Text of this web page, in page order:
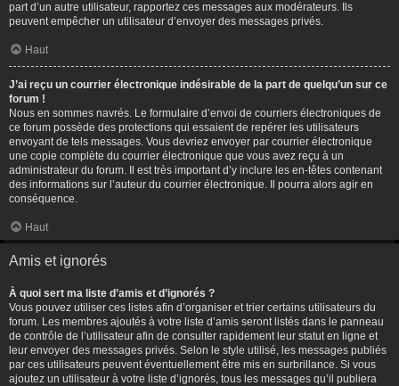
part d’un autre utilisateur, rapportez ces messages aux modérateurs. Ils
peuvent empêcher un utilisateur d’envoyer des messages privés.
Haut
J’ai reçu un courrier électronique indésirable de la part de quelqu’un sur ce
forum !
Nous en sommes navrés. Le formulaire d’envoi de courriers électroniques de
ce forum possède des protections qui essaient de repérer les utilisateurs
envoyant de tels messages. Vous devriez envoyer par courrier électronique
une copie complète du courrier électronique que vous avez reçu à un
administrateur du forum. Il est très important d’y inclure les en-têtes contenant
des informations sur l’auteur du courrier électronique. Il pourra alors agir en
conséquence.
Haut
Amis et ignorés
À quoi sert ma liste d’amis et d’ignorés ?
Vous pouvez utiliser ces listes afin d’organiser et trier certains utilisateurs du
forum. Les membres ajoutés à votre liste d’amis seront listés dans le panneau
de contrôle de l’utilisateur afin de consulter rapidement leur statut en ligne et
leur envoyer des messages privés. Selon le style utilisé, les messages publiés
par ces utilisateurs peuvent éventuellement être mis en surbrillance. Si vous
ajoutez un utilisateur à votre liste d’ignorés, tous les messages qu’il publiera